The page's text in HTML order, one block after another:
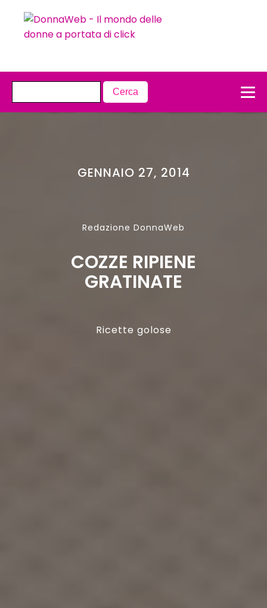
GENNAIO 27, 2014
Redazione DonnaWeb
COZZE RIPIENE
GRATINATE
Ricette golose